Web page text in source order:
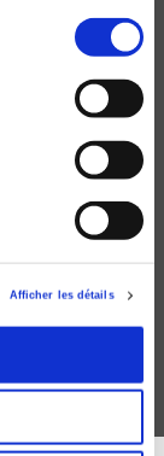
Afficher les détails
publiques